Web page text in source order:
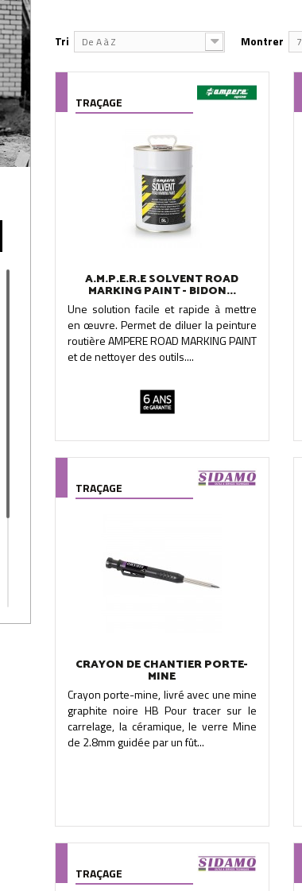
Tri De A à Z Montrer 7
TRAÇAGE
A.M.P.E.R.E SOLVENT ROAD
MARKING PAINT - BIDON...
Une solution facile et rapide à mettre
en œuvre. Permet de diluer la peinture
routière AMPERE ROAD MARKING PAINT
et de nettoyer des outils....
TRAÇAGE
CRAYON DE CHANTIER PORTE-
MINE
Crayon porte-mine, livré avec une mine
graphite noire HB Pour tracer sur le
carrelage, la céramique, le verre Mine
de 2.8mm guidée par un fût...
TRAÇAGE